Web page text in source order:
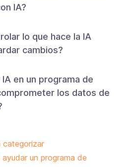
IA?
lo que hace la IA
cambios?
IA en un programa de
los datos de
categorizar
un programa de